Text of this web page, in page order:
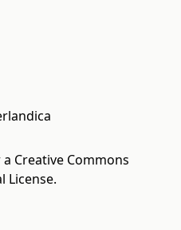
Creative Commons
License.